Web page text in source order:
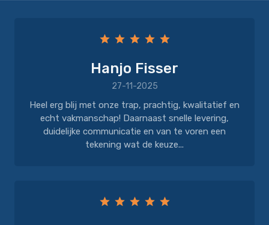
Hanjo Fisser
27-11-2025
Heel erg blij met onze trap, prachtig, kwalitatief en
echt vakmanschap! Daarnaast snelle levering,
duidelijke communicatie en van te voren een
tekening wat de keuze...